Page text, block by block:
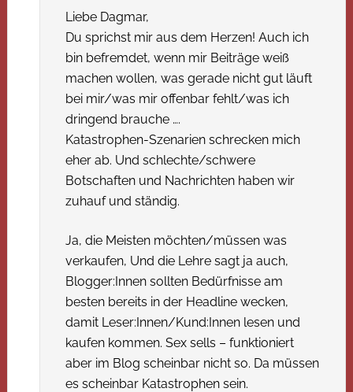
Liebe Dagmar,
Du sprichst mir aus dem Herzen! Auch ich
bin befremdet, wenn mir Beiträge weiß
machen wollen, was gerade nicht gut läuft
bei mir/was mir offenbar fehlt/was ich
dringend brauche ….
Katastrophen-Szenarien schrecken mich
eher ab. Und schlechte/schwere
Botschaften und Nachrichten haben wir
zuhauf und ständig.
Ja, die Meisten möchten/müssen was
verkaufen, Und die Lehre sagt ja auch,
Blogger:Innen sollten Bedürfnisse am
besten bereits in der Headline wecken,
damit Leser:Innen/Kund:Innen lesen und
kaufen kommen. Sex sells – funktioniert
aber im Blog scheinbar nicht so. Da müssen
es scheinbar Katastrophen sein.